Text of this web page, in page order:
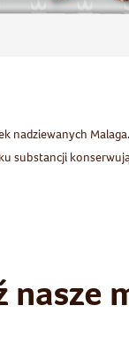
nadziewanych
substancji
nasze